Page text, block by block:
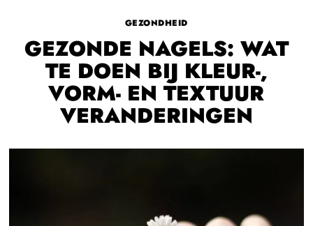
GEZONDHEID
GEZONDE NAGELS: WAT
TE DOEN BIJ KLEUR-,
VORM- EN TEXTUUR
VERANDERINGEN